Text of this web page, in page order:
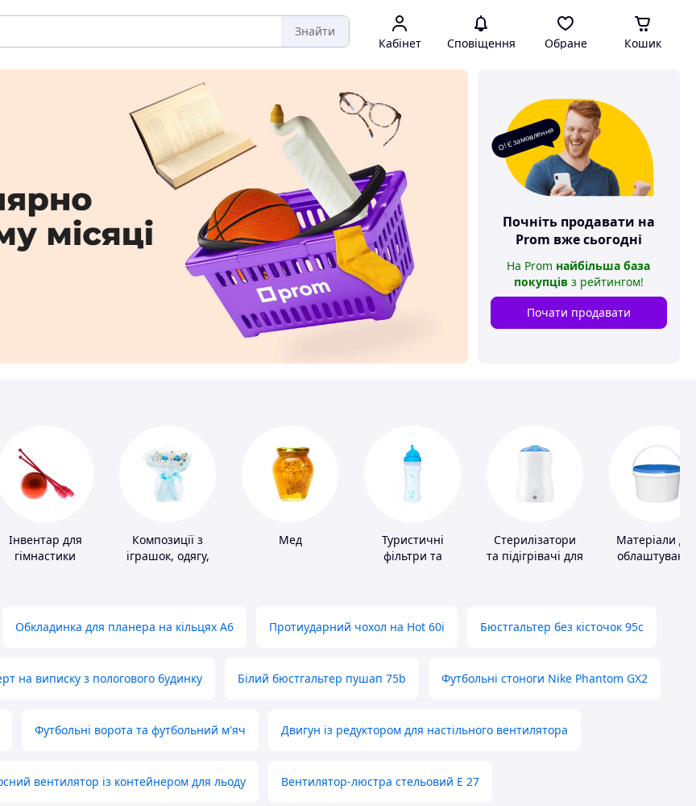
Знайти
Кабінет Сповіщення Обране Кошик
О! Є замовлення
Почніть продавати на
Prom вже сьогодні
На Prom найбільша база
покупців з рейтингом!
Почати продавати
Інвентар для
гімнастики
Композиції з
іграшок, одягу,
Мед
Туристичні
фільтри та
Стерилізатори
та підігрівачі для
Матеріали
Обкладинка для планера на кільцях А6 Протиударний чохол на Hot 60i Бюстгальтер без кісточок 95с
на виписку з пологового будинку Білий бюстгальтер пушап 75b Футбольні стоноги Nike Phantom GX2
Футбольні ворота та футбольний м'яч Двигун із редуктором для настільного вентилятора
вентилятор із контейнером для льоду Вентилятор-люстра стельовий E 27